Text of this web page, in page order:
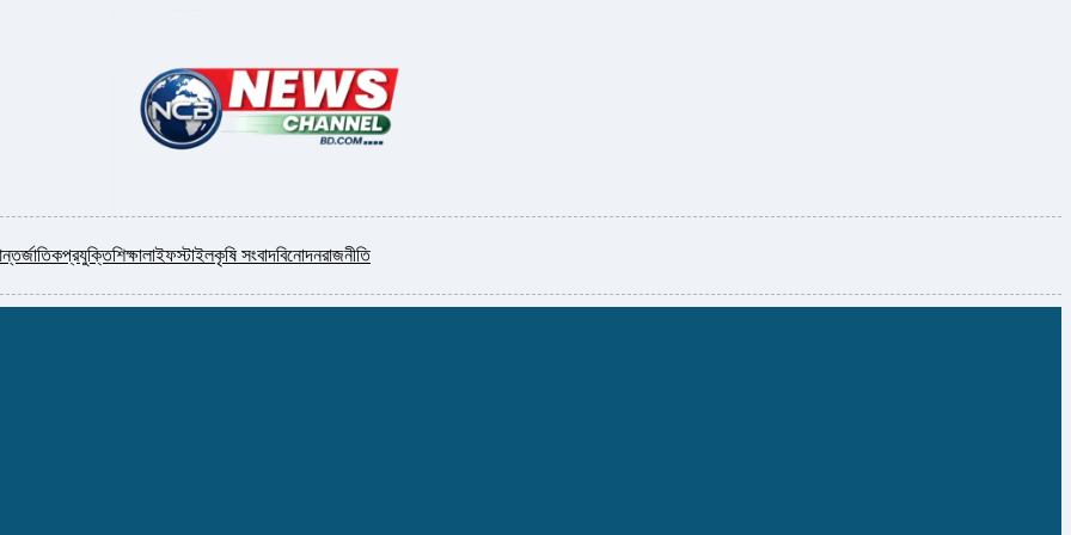
প্রযুক্তিশিক্ষালাইফস্টাইলকৃষি সংবাদবিনোদনরাজনীতি